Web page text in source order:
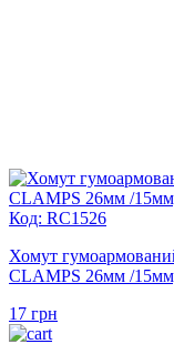
Код: RC1526
Хомут
CLAMPS 26мм /
17 грн